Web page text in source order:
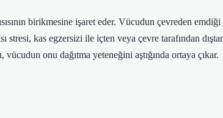
birikmesine işaret eder. Vücudun çevreden emdiği
stresi, kas egzersizi ile içten veya çevre tarafından
onu dağıtma yeteneğini aştığında ortaya çıkar.